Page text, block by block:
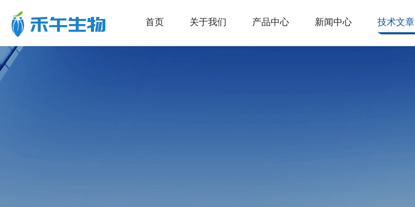
首页 关于我们 产品中心 新闻中心 技术文章